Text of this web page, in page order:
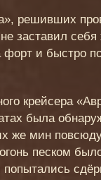
решивших
заставил
и быстро
крейсера
была
же мин
песком